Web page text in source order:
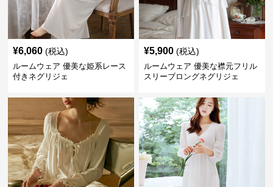
¥6,060 (税込)
ルームウェア 優美な姫系レース
付きネグリジェ
¥5,900 (税込)
ルームウェア 優美な襟元フリル
スリーブロングネグリジェ